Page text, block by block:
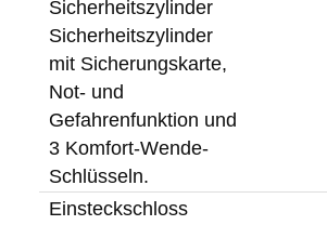
Sicherheitszylinder
Sicherheitszylinder
mit Sicherungskarte,
Not- und
Gefahrenfunktion und
3 Komfort-Wende-
Schlüsseln.
Einsteckschloss